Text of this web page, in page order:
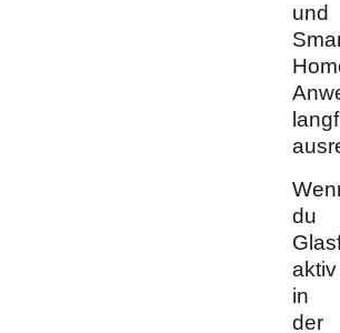
und
du
aktiv
in
der